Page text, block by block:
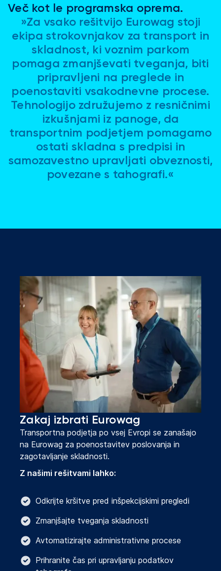
Več kot le programska oprema.
»Za vsako rešitvijo Eurowag stoji
ekipa strokovnjakov za transport in
skladnost, ki voznim parkom
pomaga zmanjševati tveganja, biti
pripravljeni na preglede in
poenostaviti vsakodnevne procese.
Tehnologijo združujemo z resničnimi
izkušnjami iz panoge, da
transportnim podjetjem pomagamo
ostati skladna s predpisi in
samozavestno upravljati obveznosti,
povezane s tahografi.«
Zakaj izbrati Eurowag
Transportna podjetja po vsej Evropi se zanašajo
na Eurowag za poenostavitev poslovanja in
zagotavljanje skladnosti.
Z našimi rešitvami lahko:
Odkrijte kršitve pred inšpekcijskimi pregledi
Zmanjšajte tveganja skladnosti
Avtomatizirajte administrativne procese
Prihranite čas pri upravljanju podatkov